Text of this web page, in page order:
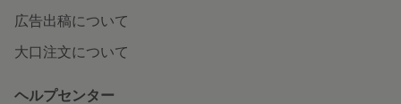
広告出稿について
大口注文について
ヘルプセンター